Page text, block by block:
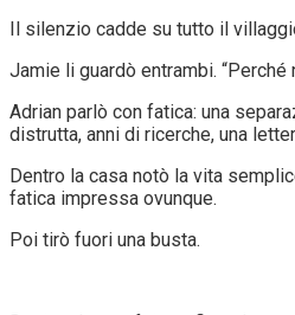
Il silenzio cadde su tutto il
Jamie li guardò entrambi. “Perché
Adrian parlò con fatica: una
distrutta, anni di ricerche, una
Dentro la casa notò la vita
fatica impressa ovunque.
Poi tirò fuori una busta.